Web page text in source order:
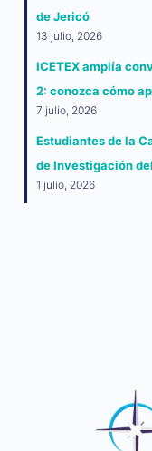
de Jericó
13 julio, 2026
ICETEX amplía
2: conozca cómo
7 julio, 2026
Estudiantes de la
de Investigación
1 julio, 2026